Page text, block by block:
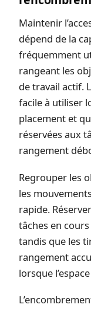
Maintenir
dépend de la
fréquemment
rangeant les
de travail actif.
facile à utiliser
placement et
réservées aux
rangement
Regrouper les
les
rapide.
tâches en
tandis que les
rangement
lorsque